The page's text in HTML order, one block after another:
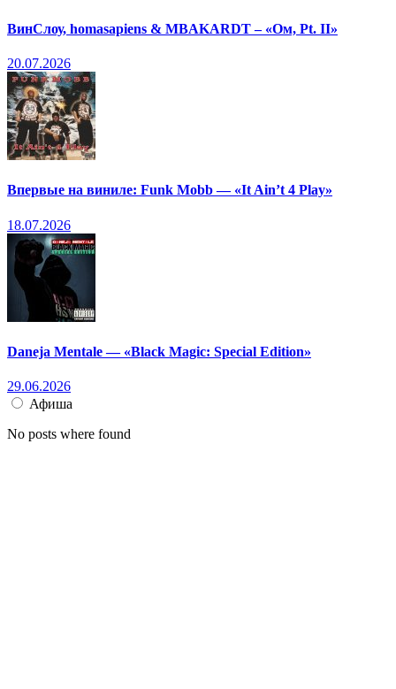
ВинСлоу, homasapiens & MBAKARDT – «Ом, Pt. II»
20.07.2026
Впервые на виниле: Funk Mobb — «It Ain’t 4 Play»
18.07.2026
Daneja Mentale — «Black Magic: Special Edition»
29.06.2026
Афиша
No posts where found